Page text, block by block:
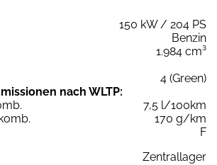
150 kW / 204 PS
Benzin
1.984 cm³
4 (Green)
nach WLTP:
7,5 l/100km
170 g/km
F
Zentrallager